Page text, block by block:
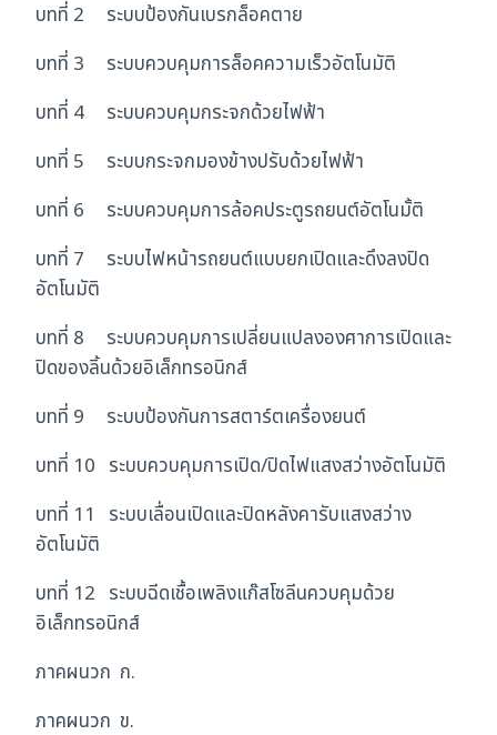
บทที่ 2 ระบบป้องกันเบรกล็อคตาย
บทที่ 3 ระบบควบคุมการล็อคความเร็วอัตโนมัติ
บทที่ 4 ระบบควบคุมกระจกด้วยไฟฟ้า
บทที่ 5 ระบบกระจกมองข้างปรับด้วยไฟฟ้า
บทที่ 6 ระบบควบคุมการล้อคประตูรถยนต์อัตโนมั้ติ
บทที่ 7 ระบบไฟหน้ารถยนต์แบบยกเปิดและดึงลงปิด
อัตโนมัติ
บทที่ 8 ระบบควบคุมการเปลี่ยนแปลงองศาการเปิดและ
ปิดของลิ้นด้วยอิเล็กทรอนิกส์
บทที่ 9 ระบบป้องกันการสตาร์ตเครื่องยนต์
บทที่ 10 ระบบควบคุมการเปิด/ปิดไฟแสงสว่างอัตโนมัติ
บทที่ 11 ระบบเลื่อนเปิดและปิดหลังคารับแสงสว่าง
อัตโนมัติ
บทที่ 12 ระบบฉีดเชื้อเพลิงแก๊สโซลีนควบคุมด้วย
อิเล็กทรอนิกส์
ภาคผนวก ก.
ภาคผนวก ข.